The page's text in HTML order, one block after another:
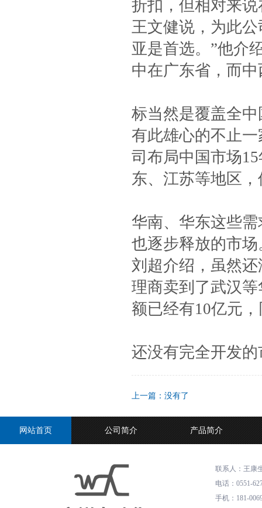
折扣，但相对来
王文健说，为此
亚是首选。”他介
中在广东省，而
标当然是覆盖全中
有此雄心的不止
司布局中国市场
东、江苏等地区
华南、华东这些
也逐步释放的市场
刘超介绍，虽然
理商卖到了武汉
额已经有10亿元
还没有完全开发
上一篇：没有了
网站首页 公司简介 产品简介
联系人：王康
电话 ： 0551-
手机 ： 181-